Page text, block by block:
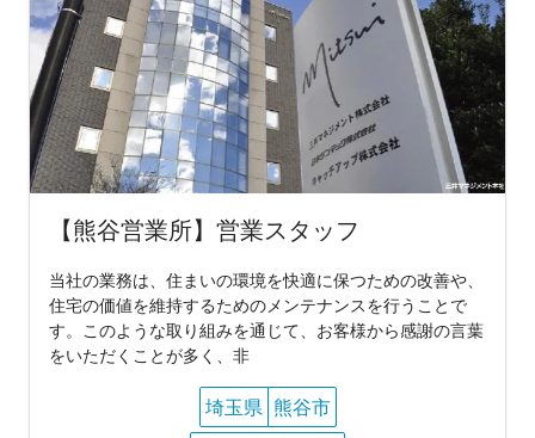
【熊谷営業所】営業スタッフ
当社の業務は、住まいの環境を快適に保つための改善や、
住宅の価値を維持するためのメンテナンスを行うことで
す。このような取り組みを通じて、お客様から感謝の言葉
をいただくことが多く、非
埼玉県 熊谷市